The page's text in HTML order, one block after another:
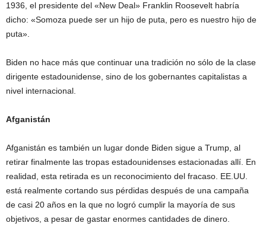
1936, el presidente del «New Deal» Franklin Roosevelt habría
dicho: «Somoza puede ser un hijo de puta, pero es nuestro hijo de
puta».
Biden no hace más que continuar una tradición no sólo de la clase
dirigente estadounidense, sino de los gobernantes capitalistas a
nivel internacional.
Afganistán
Afganistán es también un lugar donde Biden sigue a Trump, al
retirar finalmente las tropas estadounidenses estacionadas allí. En
realidad, esta retirada es un reconocimiento del fracaso. EE.UU.
está realmente cortando sus pérdidas después de una campaña
de casi 20 años en la que no logró cumplir la mayoría de sus
objetivos, a pesar de gastar enormes cantidades de dinero.